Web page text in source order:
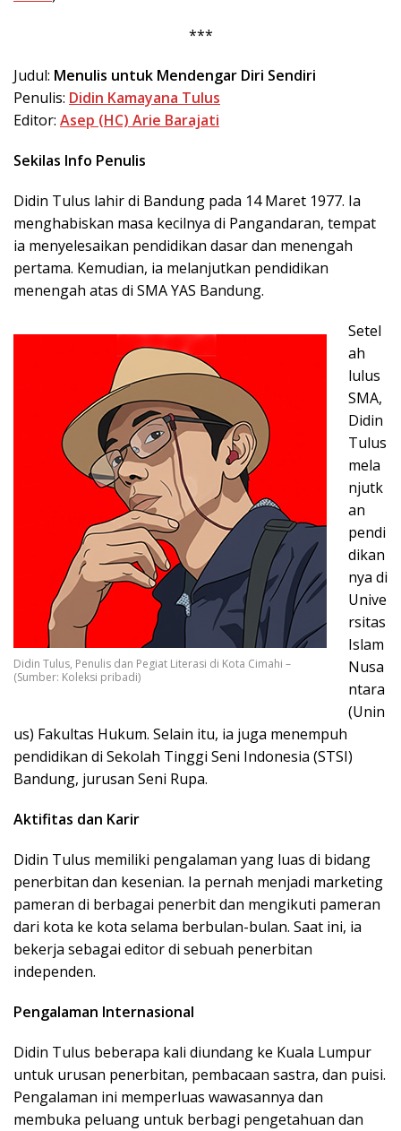
***
Judul: Menulis untuk Mendengar Diri Sendiri
Penulis: Didin Kamayana Tulus
Editor: Asep (HC) Arie Barajati
Sekilas Info Penulis
Didin Tulus lahir di Bandung pada 14 Maret 1977. Ia
menghabiskan masa kecilnya di Pangandaran, tempat
ia menyelesaikan pendidikan dasar dan menengah
pertama. Kemudian, ia melanjutkan pendidikan
menengah atas di SMA YAS Bandung.
Didin Tulus, Penulis dan Pegiat Literasi di Kota Cimahi –
(Sumber: Koleksi pribadi)
Setel
ah
lulus
SMA,
Didin
Tulus
mela
njutk
an
pendi
dikan
nya di
Unive
rsitas
Islam
Nusa
ntara
(Unin
us) Fakultas Hukum. Selain itu, ia juga menempuh
pendidikan di Sekolah Tinggi Seni Indonesia (STSI)
Bandung, jurusan Seni Rupa.
Aktifitas dan Karir
Didin Tulus memiliki pengalaman yang luas di bidang
penerbitan dan kesenian. Ia pernah menjadi marketing
pameran di berbagai penerbit dan mengikuti pameran
dari kota ke kota selama berbulan-bulan. Saat ini, ia
bekerja sebagai editor di sebuah penerbitan
independen.
Pengalaman Internasional
Didin Tulus beberapa kali diundang ke Kuala Lumpur
untuk urusan penerbitan, pembacaan sastra, dan puisi.
Pengalaman ini memperluas wawasannya dan
membuka peluang untuk berbagi pengetahuan dan